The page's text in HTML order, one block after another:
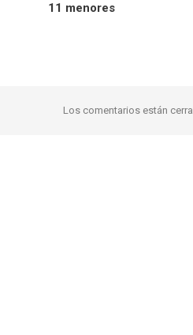
11 menores
Los comentarios están